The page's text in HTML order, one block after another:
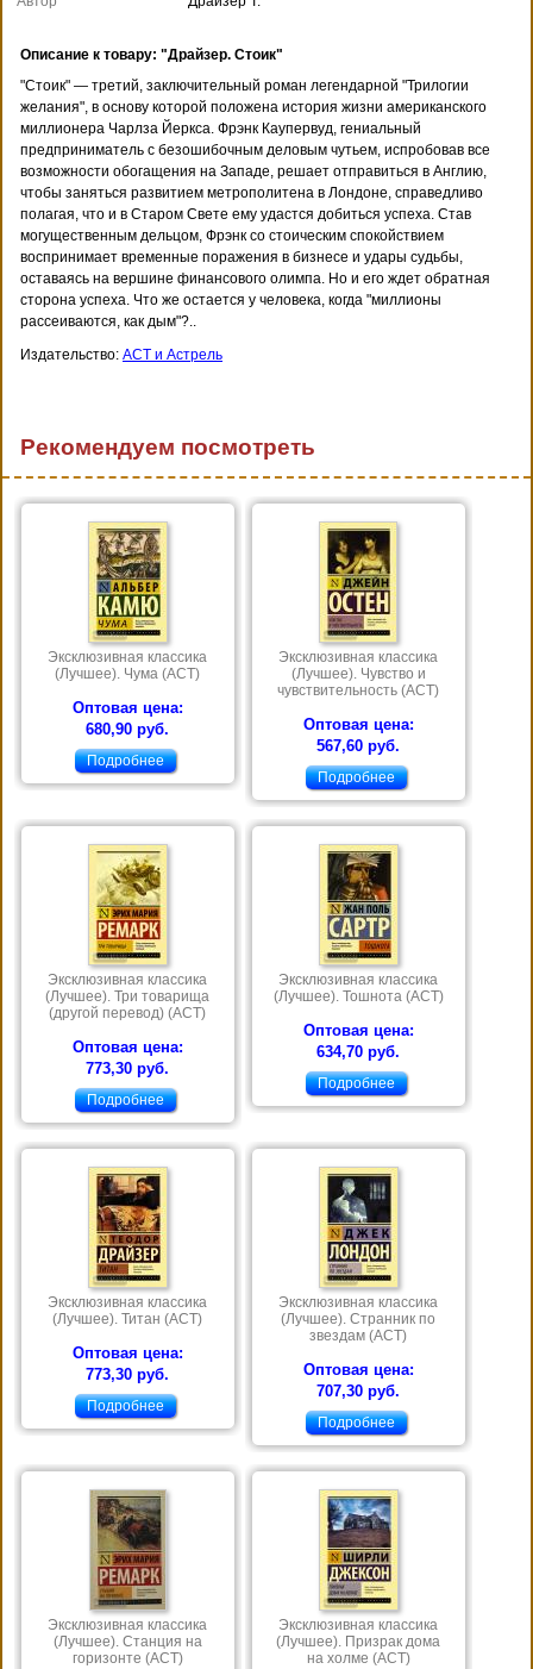
Описание к товару: "Драйзер. Стоик"
"Стоик" — третий, заключительный роман легендарной "Трилогии
желания", в основу которой положена история жизни американского
миллионера Чарлза Йеркса. Фрэнк Каупервуд, гениальный
предприниматель с безошибочным деловым чутьем, испробовав все
возможности обогащения на Западе, решает отправиться в Англию,
чтобы заняться развитием метрополитена в Лондоне, справедливо
полагая, что и в Старом Свете ему удастся добиться успеха. Став
могущественным дельцом, Фрэнк со стоическим спокойствием
воспринимает временные поражения в бизнесе и удары судьбы,
оставаясь на вершине финансового олимпа. Но и его ждет обратная
сторона успеха. Что же остается у человека, когда "миллионы
рассеиваются, как дым"?..
Издательство: АСТ и Астрель
Рекомендуем посмотреть
Эксклюзивная классика
(Лучшее). Чума (АСТ)
Оптовая цена:
680,90 руб.
Подробнее
Эксклюзивная классика
(Лучшее). Чувство и
чувствительность (АСТ)
Оптовая цена:
567,60 руб.
Подробнее
Эксклюзивная классика
(Лучшее). Три товарища
(другой перевод) (АСТ)
Оптовая цена:
773,30 руб.
Подробнее
Эксклюзивная классика
(Лучшее). Тошнота (АСТ)
Оптовая цена:
634,70 руб.
Подробнее
Эксклюзивная классика
(Лучшее). Титан (АСТ)
Оптовая цена:
773,30 руб.
Подробнее
Эксклюзивная классика
(Лучшее). Странник по
звездам (АСТ)
Оптовая цена:
707,30 руб.
Подробнее
Эксклюзивная классика
(Лучшее). Станция на
горизонте (АСТ)
Эксклюзивная классика
(Лучшее). Призрак дома
на холме (АСТ)